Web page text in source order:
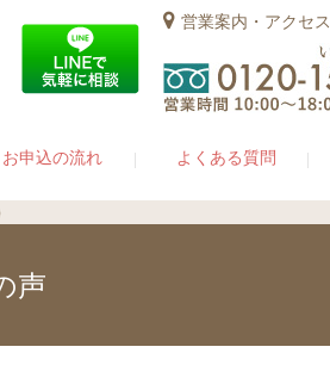
営業案内・アクセス
お申込の流れ よくある質問
声